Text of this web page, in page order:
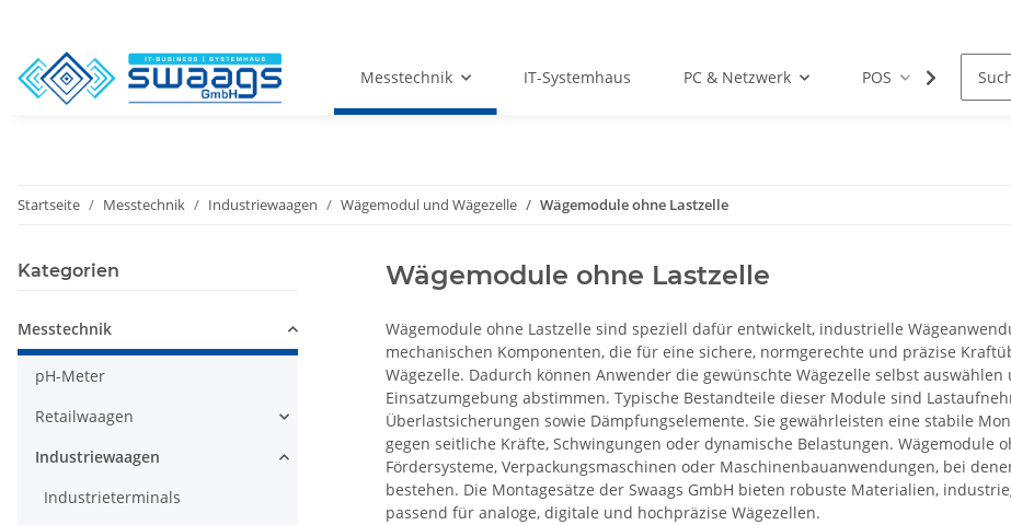
Messtechnik IT-Systemhaus PC & Netzwerk POS
Startseite Messtechnik Industriewaagen Wägemodul und Wägezelle Wägemodule ohne Lastzelle
Wägemodule ohne Lastzelle
Wägemodule ohne Lastzelle sind speziell dafür entwickelt, industrielle
mechanischen Komponenten, die für eine sichere, normgerechte und präzise
Wägezelle. Dadurch können Anwender die gewünschte Wägezelle selbst
Einsatzumgebung abstimmen. Typische Bestandteile dieser Module sind
Überlastsicherungen sowie Dämpfungselemente. Sie gewährleisten eine stabile
gegen seitliche Kräfte, Schwingungen oder dynamische Belastungen. Wägemodule
Fördersysteme, Verpackungsmaschinen oder Maschinenbauanwendungen, bei
bestehen. Die Montagesätze der Swaags GmbH bieten robuste Materialien,
passend für analoge, digitale und hochpräzise Wägezellen.
Kategorien
Messtechnik
pH-Meter
Retailwaagen
Industriewaagen
Industrieterminals